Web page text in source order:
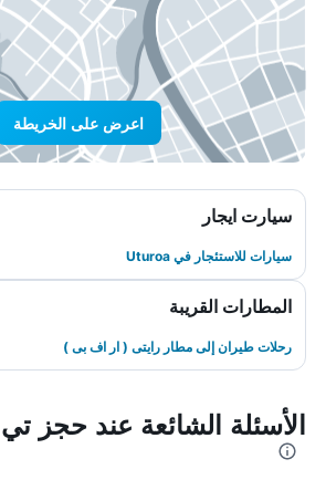
اعرض على الخريطة
سيارت ايجار
سيارات للاستئجار في Uturoa
المطارات القريبة
رحلات طيران إلى مطار رايتى ( ار اف بى )
الأسئلة الشائعة عند حجز